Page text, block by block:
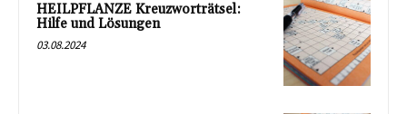
HEILPFLANZE Kreuzworträtsel:
Hilfe und Lösungen
03.08.2024